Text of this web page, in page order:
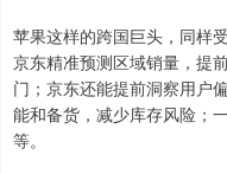
苹果这样的跨国巨头，同样
京东精准预测区域销量，提
门；京东还能提前洞察用户
能和备货，减少库存风险；
等。